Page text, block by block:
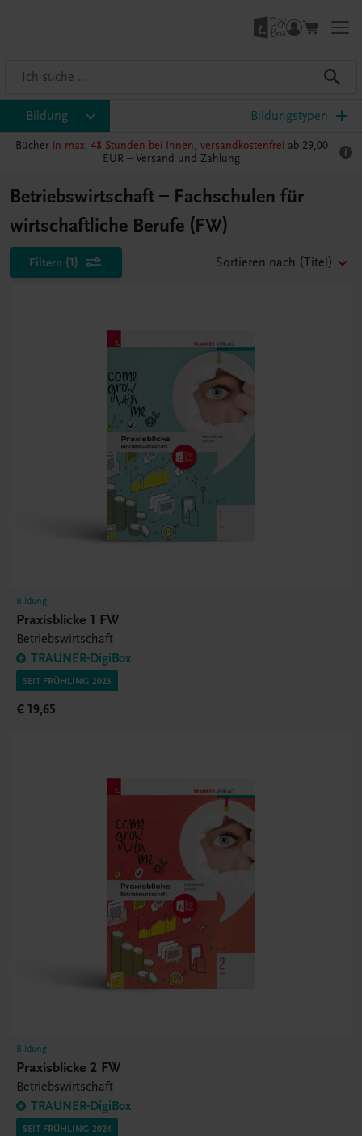
Bildung Bildungstypen
Bücher in max. 48 Stunden bei Ihnen, versandkostenfrei ab 29,00
EUR – Versand und Zahlung
Betriebswirtschaft – Fachschulen für
wirtschaftliche Berufe (FW)
Filtern (1) Sortieren nach (Titel)
Bildung
Praxisblicke 1 FW
Betriebswirtschaft
TRAUNER-DigiBox
SEIT FRÜHLING 2023
€ 19,65
Bildung
Praxisblicke 2 FW
Betriebswirtschaft
TRAUNER-DigiBox
SEIT FRÜHLING 2024